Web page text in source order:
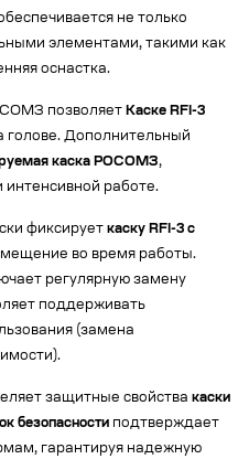
не только
элементами, такими как
оснастка.
позволяет Каске RFI-3
голове. Дополнительный
каска РОСОМЗ,
работе.
фиксирует каску RFI-3 с
во время работы.
регулярную замену
поддерживать
(замена
защитные свойства каски
безопасности подтверждает
гарантируя надежную